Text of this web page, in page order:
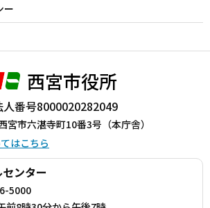
ー
西宮市役所
人番号8000020282049
市六湛寺町10番3号（本庁舎）
はこちら
ンター
5000